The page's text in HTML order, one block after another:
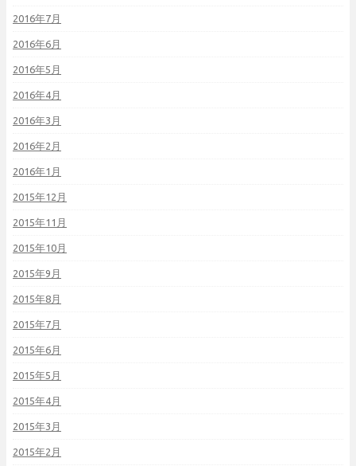
2016年7月
2016年6月
2016年5月
2016年4月
2016年3月
2016年2月
2016年1月
2015年12月
2015年11月
2015年10月
2015年9月
2015年8月
2015年7月
2015年6月
2015年5月
2015年4月
2015年3月
2015年2月